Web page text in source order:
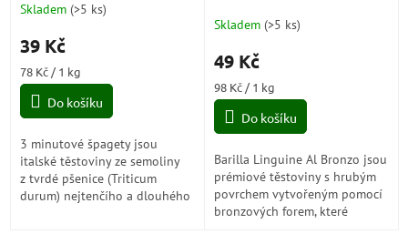
Průměrné
produktu
5,0
5
Skladem (>5 ks)
39 Kč
Měrná
cena:
78 Kč / 1 kg
Do košíku
3 minutové špagety jsou
italské těstoviny ze semoliny
z tvrdé pšenice (Triticum
durum) nejtenčího a dlouhého
Skladem (>5 ks)
49 Kč
Měrná
cena:
98 Kč / 1 kg
Do košíku
Barilla Linguine Al Bronzo jsou
prémiové těstoviny s hrubým
povrchem vytvořeným pomocí
bronzových forem, které